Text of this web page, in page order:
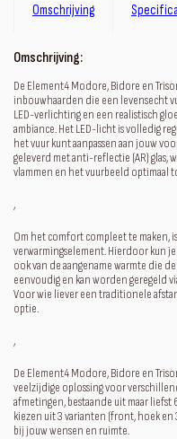
Omschrijving
Omschrijving:
De Element4 Modore, Bidore en
inbouwhaarden die een levensecht
LED-verlichting en een realistisch
ambiance. Het LED-licht is volledig
het vuur kunt aanpassen aan jouw
geleverd met anti-reflectie (AR)
vlammen en het vuurbeeld optimaal
‚
Om het comfort compleet te maken,
verwarmingselement. Hierdoor kun
ook van de aangename warmte die
eenvoudig en kan worden geregeld
Voor wie liever een traditionele
optie.
‚
De Element4 Modore, Bidore en
veelzijdige oplossing voor
afmetingen, bestaande uit maar
kiezen uit 3 varianten (front, hoek
bij jouw wensen en ruimte.